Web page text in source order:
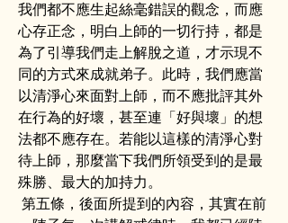
我們都不應生起絲毫錯誤的觀念，而應
心存正念，明白上師的一切行持，都是
為了引導我們走上解脫之道，才示現不
同的方式來成就弟子。此時，我們應當
以清淨心來面對上師，而不應批評其外
在行為的好壞，甚至連「好與壞」的想
法都不應存在。若能以這樣的清淨心對
待上師，那麼當下我們所領受到的是最
殊勝、最大的加持力。